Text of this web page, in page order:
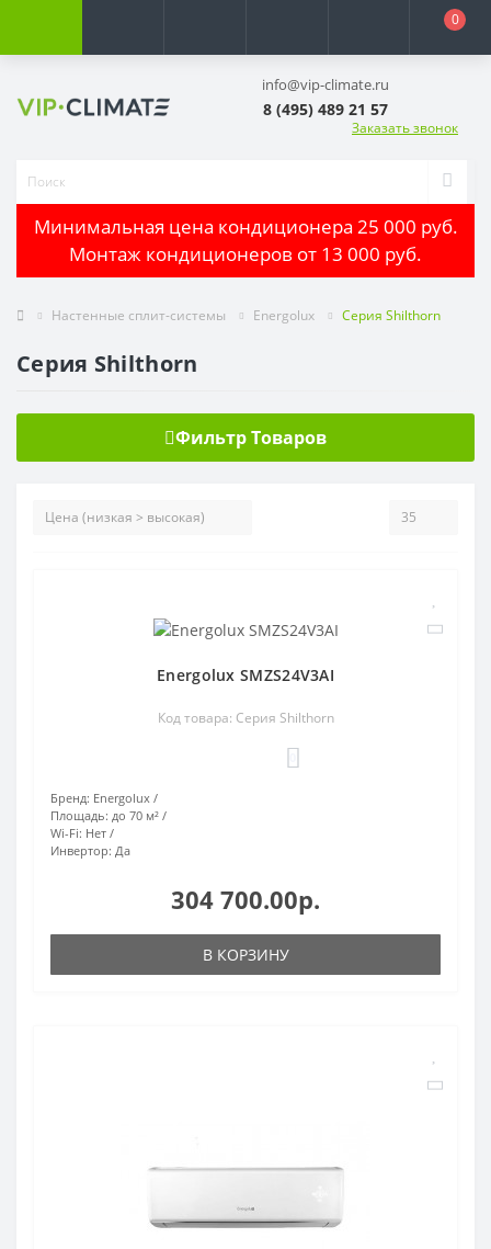
0
info@vip-climate.ru
8 (495) 489 21 57
Заказать звонок
Минимальная цена кондиционера 25 000 руб.
Монтаж кондиционеров от 13 000 руб.
Настенные сплит-системы Energolux Серия Shilthorn
Серия Shilthorn
Фильтр Товаров
Energolux SMZS24V3AI
Код товара: Серия Shilthorn
Бренд: Energolux
Площадь: до 70 м²
Wi-Fi: Нет
Инвертор: Да
304 700.00р.
В КОРЗИНУ